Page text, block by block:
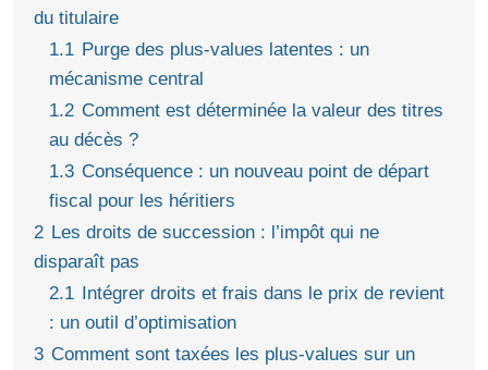
du titulaire
1.1 Purge des plus-values latentes : un
mécanisme central
1.2 Comment est déterminée la valeur des titres
au décès ?
1.3 Conséquence : un nouveau point de départ
fiscal pour les héritiers
2 Les droits de succession : l’impôt qui ne
disparaît pas
2.1 Intégrer droits et frais dans le prix de revient
: un outil d’optimisation
3 Comment sont taxées les plus-values sur un